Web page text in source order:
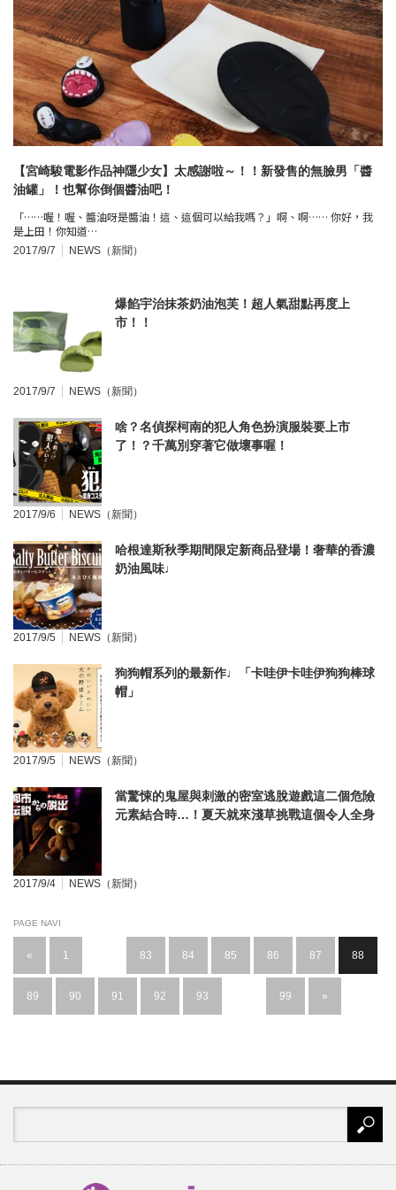
【宮崎駿電影作品神隱少女】太感謝啦～！！新發售的無臉男「醬
油罐」！也幫你倒個醬油吧！
「……喔！喔、醬油呀是醬油！這、這個可以給我嗎？」啊、啊…… 你好，我
是上田！你知道…
2017/9/7 NEWS（新聞）
爆餡宇治抹茶奶油泡芙！超人氣甜點再度上
市！！
2017/9/7 NEWS（新聞）
啥？名偵探柯南的犯人角色扮演服裝要上市
了！？千萬別穿著它做壞事喔！
2017/9/6 NEWS（新聞）
哈根達斯秋季期間限定新商品登場！奢華的香濃
奶油風味♩
2017/9/5 NEWS（新聞）
狗狗帽系列的最新作♩「卡哇伊卡哇伊狗狗棒球
帽」
2017/9/5 NEWS（新聞）
當驚悚的鬼屋與刺激的密室逃脫遊戲這二個危險
元素結合時…！夏天就來淺草挑戰這個令人全身
2017/9/4 NEWS（新聞）
PAGE NAVI
« 1 83 84 85 86 87 88
89 90 91 92 93 99 »